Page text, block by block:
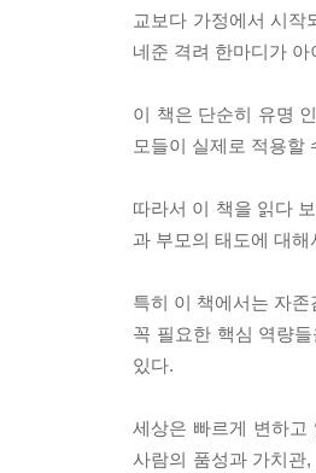
교보다 가정에서 시
네준 격려 한마디가
이 책은 단순히 유명
모들이 실제로 적용할
따라서 이 책을 읽다
과 부모의 태도에 대
특히 이 책에서는 자
꼭 필요한 핵심 역량
있다.
세상은 빠르게 변하고
사람의 품성과 가치관